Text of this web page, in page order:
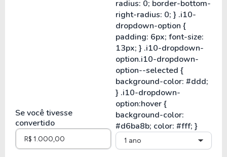
Se você tivesse
convertido
1 ano